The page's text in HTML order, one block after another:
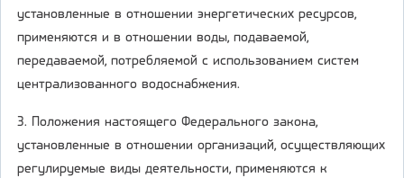
установленные в отношении энергетических ресурсов,
применяются и в отношении воды, подаваемой,
передаваемой, потребляемой с использованием систем
централизованного водоснабжения.
3. Положения настоящего Федерального закона,
установленные в отношении организаций, осуществляющих
регулируемые виды деятельности, применяются к